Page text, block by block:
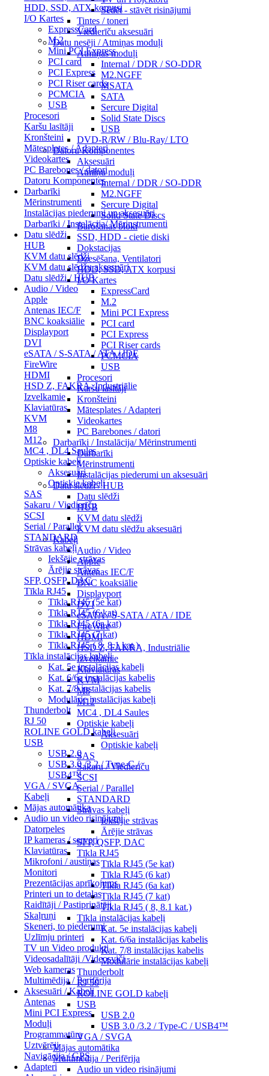
HDD, SSD, ATX korpusi
I/O Kartes
ExpressCard
M.2
Mini PCI Express
PCI card
PCI Express
PCI Riser cards
PCMCIA
USB
Procesori
Karšu lasītāji
Kronšteini
Mātesplates / Adapteri
Videokartes
PC Barebones / datori
Datoru Komponentes
Darbarīki
Mērinstrumenti
Instalācijas piederumi un aksesuāri
Darbarīki / Instalācija/ Mērinstrumenti
Datu slēdži
HUB
KVM datu slēdži
KVM datu slēdžu aksesuāri
Datu slēdži / HUB
Audio / Video
Apple
Antenas IEC/F
BNC koaksiālie
Displayport
DVI
eSATA / S-SATA / ATA / IDE
FireWire
HDMI
HSD Z, FAKRA, Industriālie
Izvelkamie
Klaviatūras
KVM
M8
M12
MC4 , DL4 Saules
Optiskie kabeļi
Aksesuāri
Optiskie kabeļi
SAS
Sakaru / Viedierīču
SCSI
Serial / Parallel
STANDARD
Strāvas kabeļi
Iekšējie strāvas
Ārējie strāvas
SFP, QSFP, DAC
Tīkla RJ45
Tīkla RJ45 (5e kat)
Tīkla RJ45 (6 kat)
Tīkla RJ45 (6a kat)
Tīkla RJ45 (7 kat)
Tīkla RJ45 ( 8, 8.1 kat.)
Tīkla instalācijas kabeļi
Kat. 5e instalācijas kabeļi
Kat. 6/6a instalācijas kabelis
Kat. 7/8 instalācijas kabelis
Modulārie instalācijas kabeļi
Thunderbolt
RJ 50
ROLINE GOLD kabeļi
USB
USB 2.0
USB 3.0 /3.2 / Type-C /
USB4™
VGA / SVGA
Kabeļi
Mājas automātika
Audio un video risinājumi
Datorpeles
IP kameras / serveri
Klaviatūras
Mikrofoni / austiņas
Monitori
Prezentācijas aprīkojums
Printeri un to detaļas
Raidītāji / Pastiprinātāji
Skaļruņi
Skeneri, to piederumi
Uzlīmju printeri
TV un Video produkti
Videosadalītāji /Videosviči
Web kameras
Multimēdija / Perifērija
Aksesuāri / Kabeļi
Antenas
Mini PCI Express
Moduļi
Programmatūra
Uztvērēji
Navigācija / GPS
Adapteri
Sēdēt - stāvēt risinājumi
Tintes / toneri
Viedierīču aksesuāri
Datu nesēji / Atmiņas moduļi
Atmiņas moduļi
Internal / DDR / SO-DDR
M2.NGFF
MSATA
SATA
Sercure Digital
Solid State Discs
USB
DVD-R/RW / Blu-Ray/ LTO
Datoru Komponentes
Aksesuāri
Atmiņu moduļi
Internal / DDR / SO-DDR
M2.NGFF
Sercure Digital
Solid State Discs
Barošanas bloki
SSD, HDD - cietie diski
Dokstacijas
Dzesēšana, Ventilatori
HDD, SSD, ATX korpusi
I/O Kartes
ExpressCard
M.2
Mini PCI Express
PCI card
PCI Express
PCI Riser cards
PCMCIA
USB
Procesori
Karšu lasītāji
Kronšteini
Mātesplates / Adapteri
Videokartes
PC Barebones / datori
Darbarīki / Instalācija/ Mērinstrumenti
Darbarīki
Mērinstrumenti
Instalācijas piederumi un aksesuāri
Datu slēdži / HUB
Datu slēdži
HUB
KVM datu slēdži
KVM datu slēdžu aksesuāri
Kabeļi
Audio / Video
Apple
Antenas IEC/F
BNC koaksiālie
Displayport
DVI
eSATA / S-SATA / ATA / IDE
FireWire
HDMI
HSD Z, FAKRA, Industriālie
Izvelkamie
Klaviatūras
KVM
M8
M12
MC4 , DL4 Saules
Optiskie kabeļi
Aksesuāri
Optiskie kabeļi
SAS
Sakaru / Viedierīču
SCSI
Serial / Parallel
STANDARD
Strāvas kabeļi
Iekšējie strāvas
Ārējie strāvas
SFP, QSFP, DAC
Tīkla RJ45
Tīkla RJ45 (5e kat)
Tīkla RJ45 (6 kat)
Tīkla RJ45 (6a kat)
Tīkla RJ45 (7 kat)
Tīkla RJ45 ( 8, 8.1 kat.)
Tīkla instalācijas kabeļi
Kat. 5e instalācijas kabeļi
Kat. 6/6a instalācijas kabelis
Kat. 7/8 instalācijas kabelis
Modulārie instalācijas kabeļi
Thunderbolt
RJ 50
ROLINE GOLD kabeļi
USB
USB 2.0
USB 3.0 /3.2 / Type-C / USB4™
VGA / SVGA
Mājas automātika
Multimēdija / Perifērija
Audio un video risinājumi